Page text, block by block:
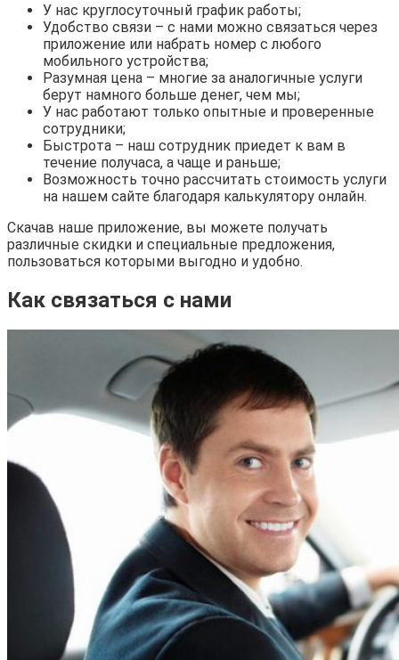
У нас круглосуточный график работы;
Удобство связи – с нами можно связаться через
приложение или набрать номер с любого
мобильного устройства;
Разумная цена – многие за аналогичные услуги
берут намного больше денег, чем мы;
У нас работают только опытные и проверенные
сотрудники;
Быстрота – наш сотрудник приедет к вам в
течение получаса, а чаще и раньше;
Возможность точно рассчитать стоимость услуги
на нашем сайте благодаря калькулятору онлайн.
Скачав наше приложение, вы можете получать
различные скидки и специальные предложения,
пользоваться которыми выгодно и удобно.
Как связаться с нами